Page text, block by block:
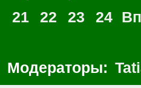
21
22 23 24
Модераторы: